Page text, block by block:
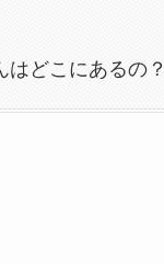
はどこにあるの？